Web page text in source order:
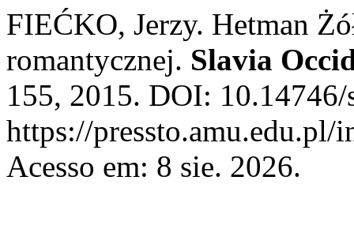
FIEĆKO, Jerzy. Hetman
romantycznej. Slavia
155, 2015. DOI:
https://
Acesso em: 8 sie. 2026.